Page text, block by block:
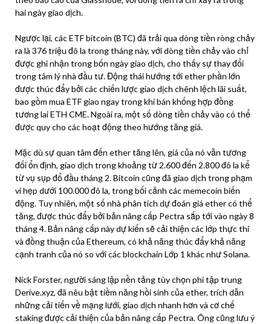
hai ngày giao dịch.
Ngược lại, các ETF bitcoin (BTC) đã trải qua dòng tiền ròng chảy
ra là 376 triệu đô la trong tháng này, với dòng tiền chảy vào chỉ
được ghi nhận trong bốn ngày giao dịch, cho thấy sự thay đổi
trong tâm lý nhà đầu tư. Động thái hướng tới ether phần lớn
được thúc đẩy bởi các chiến lược giao dịch chênh lệch lãi suất,
bao gồm mua ETF giao ngay trong khi bán khống hợp đồng
tương lai ETH CME. Ngoài ra, một số dòng tiền chảy vào có thể
được quy cho các hoạt động theo hướng tăng giá.
Mặc dù sự quan tâm đến ether tăng lên, giá của nó vẫn tương
đối ổn định, giao dịch trong khoảng từ 2.600 đến 2.800 đô la kể
từ vụ sụp đổ đầu tháng 2. Bitcoin cũng đã giao dịch trong phạm
vi hẹp dưới 100.000 đô la, trong bối cảnh các memecoin biến
động. Tuy nhiên, một số nhà phân tích dự đoán giá ether có thể
tăng, được thúc đẩy bởi bản nâng cấp Pectra sắp tới vào ngày 8
tháng 4. Bản nâng cấp này dự kiến ​​sẽ cải thiện các lớp thực thi
và đồng thuận của Ethereum, có khả năng thúc đẩy khả năng
cạnh tranh của nó so với các blockchain Lớp 1 khác như Solana.
Nick Forster, người sáng lập nền tảng tùy chọn phi tập trung
Derive.xyz, đã nêu bật tiềm năng hồi sinh của ether, trích dẫn
những cải tiến về mạng lưới, giao dịch nhanh hơn và cơ chế
staking được cải thiện của bản nâng cấp Pectra. Ông cũng lưu ý